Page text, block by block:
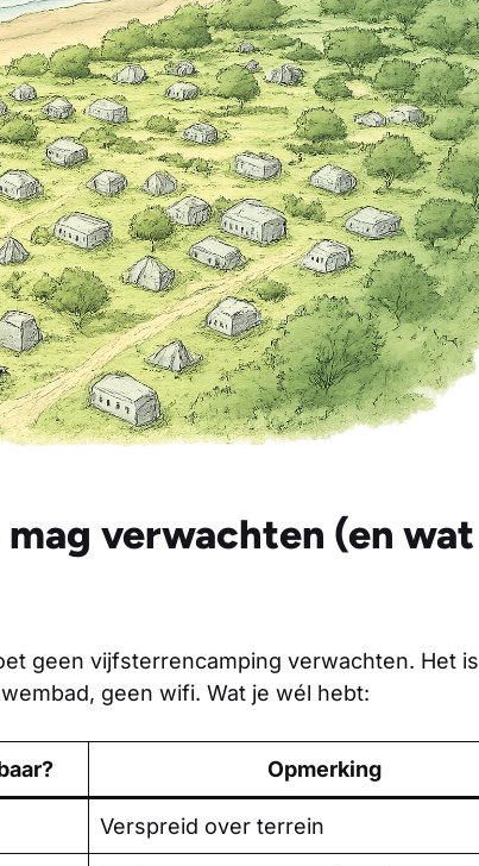
verwachten (en wat
geen vijfsterrencamping verwachten. Het is
geen wifi. Wat je wél hebt:
Opmerking
Verspreid over terrein